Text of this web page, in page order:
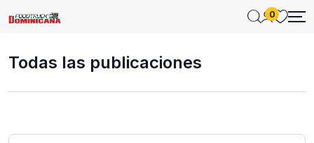
0
Todas las publicaciones